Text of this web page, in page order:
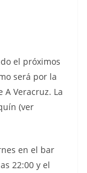
el próximos
será por la
A Veracruz. La
(ver
en el bar
22:00 y el